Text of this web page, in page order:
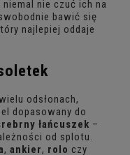
nie czuć ich na
bawić się
najlepiej oddaje
odsłonach,
dopasowany do
łańcuszek –
od splotu.
,ankier, rolo czy